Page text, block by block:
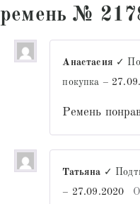
ремень №
Анастасия ✓
покупка –
Ремень
Татьяна ✓
– 27.09.2020